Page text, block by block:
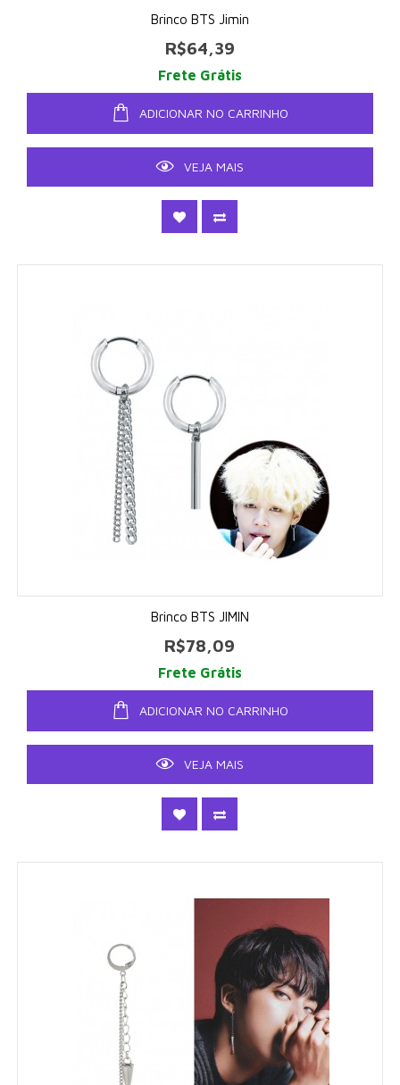
Brinco BTS Jimin
R$64,39
Frete Grátis
ADICIONAR NO CARRINHO
VEJA MAIS
Brinco BTS JIMIN
R$78,09
Frete Grátis
ADICIONAR NO CARRINHO
VEJA MAIS